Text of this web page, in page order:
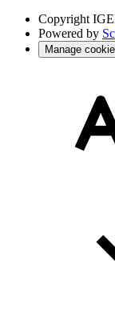
Copyright
Powered by
Manage